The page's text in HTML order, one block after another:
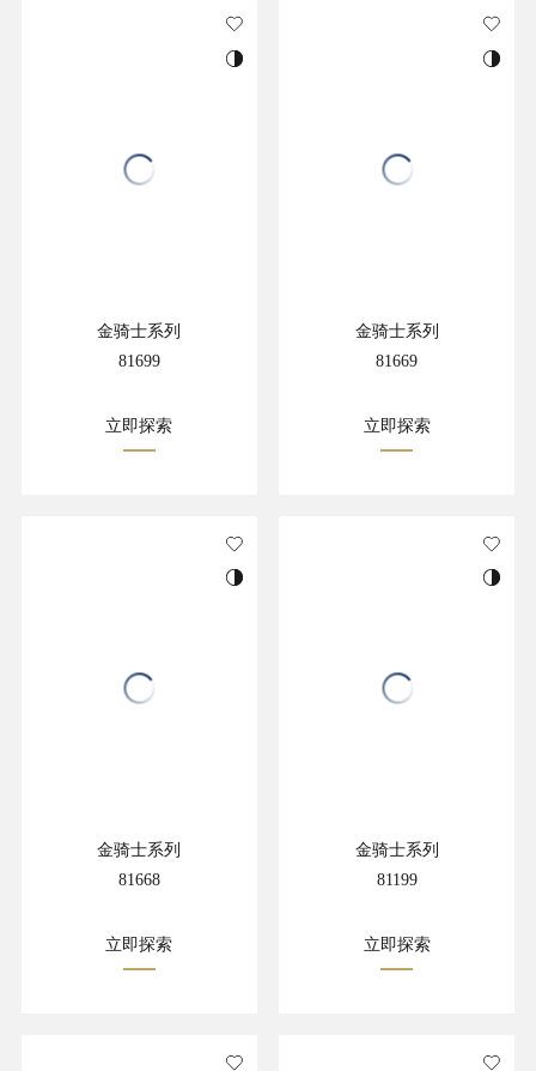
金骑士系列
81699
立即探索
金骑士系列
81669
立即探索
金骑士系列
81668
立即探索
金骑士系列
81199
立即探索